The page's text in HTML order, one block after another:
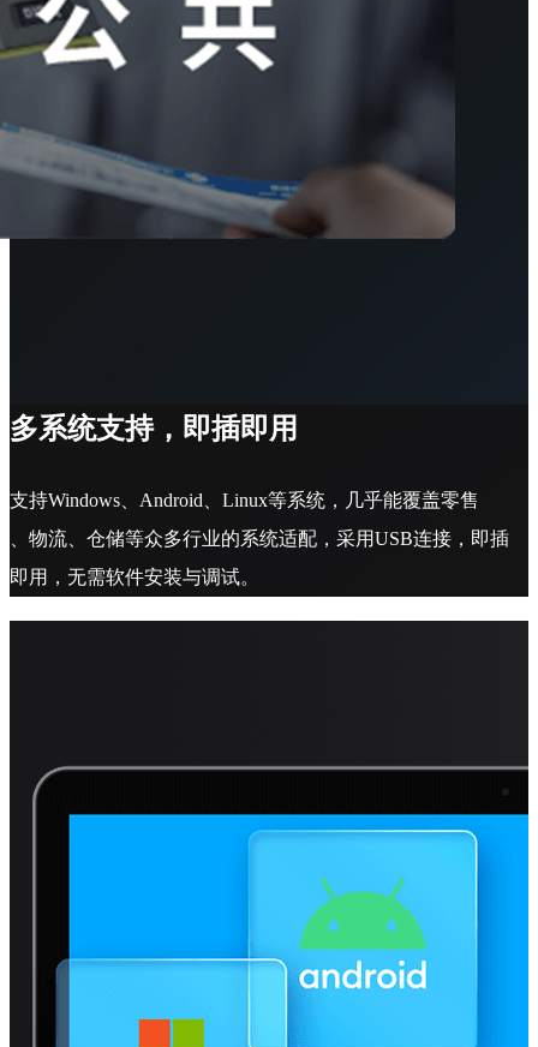
多系统支持，即插即用
支持Windows、Android、Linux等系统，几乎能覆盖零售
、物流、仓储等众多行业的系统适配，采用USB连接，即插
即用，无需软件安装与调试。